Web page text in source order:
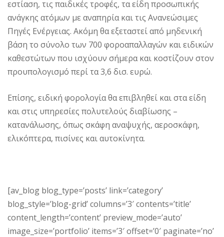
εστίαση, τις παιδικές τροφές, τα είδη προσωπικής
ανάγκης ατόμων με αναπηρία και τις Ανανεώσιμες
Πηγές Ενέργειας. Ακόμη θα εξεταστεί από μηδενική
βάση το σύνολο των 700 φοροαπαλλαγών και ειδικών
καθεστώτων που ισχύουν σήμερα και κοστίζουν στον
προυπολογισμό περί τα 3,6 δισ. ευρώ.
Επίσης, ειδική φορολογία θα επιβληθεί και στα είδη
και στις υπηρεσίες πολυτελούς διαβίωσης –
κατανάλωσης, όπως σκάφη αναψυχής, αεροσκάφη,
ελικόπτερα, πισίνες και αυτοκίνητα.
[av_blog blog_type=’posts’ link=’category’
blog_style=’blog-grid’ columns=’3′ contents=’title’
content_length=’content’ preview_mode=’auto’
image_size=’portfolio’ items=’3′ offset=’0′ paginate=’no’